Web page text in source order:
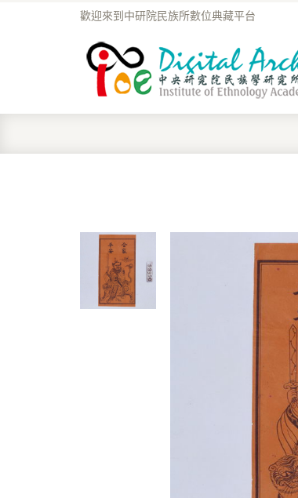
歡迎來到中研院民族所數位典藏平台